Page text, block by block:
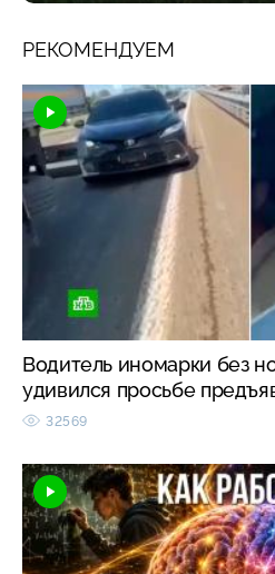
РЕКОМЕНДУЕМ
Водитель иномарки без
удивился просьбе
32569